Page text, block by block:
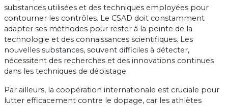
substances utilisées et des techniques employées pour
contourner les contrôles. Le CSAD doit constamment
adapter ses méthodes pour rester à la pointe de la
technologie et des connaissances scientifiques. Les
nouvelles substances, souvent difficiles à détecter,
nécessitent des recherches et des innovations continues
dans les techniques de dépistage.
Par ailleurs, la coopération internationale est cruciale pour
lutter efficacement contre le dopage, car les athlètes